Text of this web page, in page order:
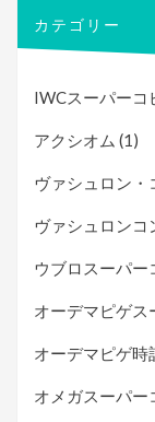
カテゴリー
IWCスーパーコ
アクシオム (1)
ヴァシュロン・
ヴァシュロンコ
ウブロスーパー
オーデマピゲス
オーデマピゲ時
オメガスーパー